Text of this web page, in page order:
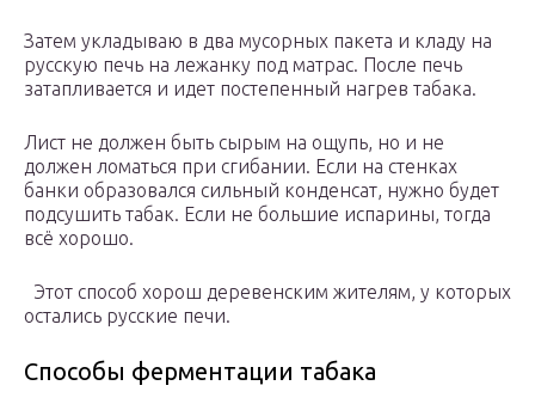
Затем укладываю в два мусорных пакета и кладу на
русскую печь на лежанку под матрас. После печь
затапливается и идет постепенный нагрев табака.
Лист не должен быть сырым на ощупь, но и не
должен ломаться при сгибании. Если на стенках
банки образовался сильный конденсат, нужно будет
подсушить табак. Если не большие испарины, тогда
всё хорошо.
Этот способ хорош деревенским жителям, у которых
остались русские печи.
Способы ферментации табака